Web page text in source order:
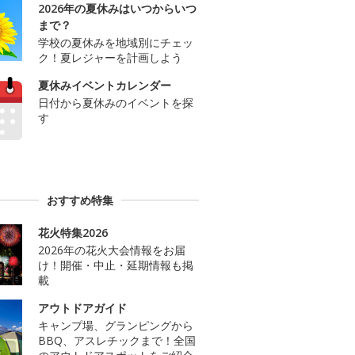
2026年の夏休みはいつからいつ
まで？
学校の夏休みを地域別にチェッ
ク！夏レジャーを計画しよう
夏休みイベントカレンダー
日付から夏休みのイベントを探
す
おすすめ特集
花火特集2026
2026年の花火大会情報をお届
け！開催・中止・延期情報も掲
載
アウトドアガイド
キャンプ場、グランピングから
BBQ、アスレチックまで！全国